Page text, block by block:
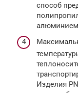
способ
алюминием
Изделия